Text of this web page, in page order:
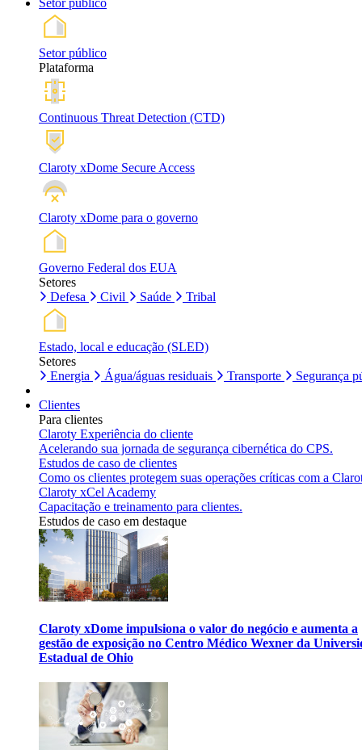
Setor público
Plataforma
Continuous Threat Detection (CTD)
Claroty xDome Secure Access
Claroty xDome para o governo
Governo Federal dos EUA
Setores
Defesa
Civil Saúde Tribal
Estado, local e educação (SLED)
Setores
Energia
Água/águas residuais Transporte Segurança
Clientes
Para clientes
Claroty Experiência do cliente
Acelerando sua jornada de segurança cibernética do CPS.
Estudos de caso de clientes
Como os clientes protegem suas operações críticas com a
Claroty xCel Academy
Capacitação e treinamento para clientes.
Estudos de caso em destaque
Claroty xDome impulsiona o valor do negócio e aumenta a
gestão de exposição no Centro Médico Wexner da
Estadual de Ohio